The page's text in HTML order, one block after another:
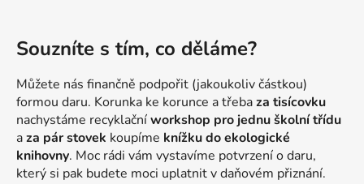
Souzníte s tím, co děláme?
Můžete nás finančně podpořit (jakoukoliv částkou)
formou daru. Korunka ke korunce a třebaza tisícovku
nachystáme recyklačníworkshop pro jednu školní třídu
aza pár stovek koupíme knížku do ekologické
knihovny. Moc rádi vám vystavíme potvrzení o daru,
který si pak budete moci uplatnit v daňovém přiznání.